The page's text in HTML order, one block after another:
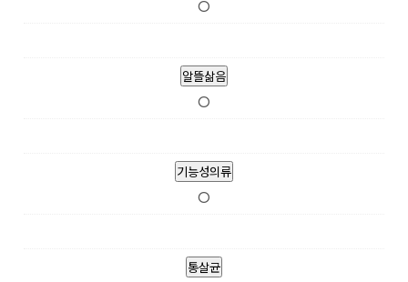
O
알뜰삶음
O
기능성의류
O
통살균